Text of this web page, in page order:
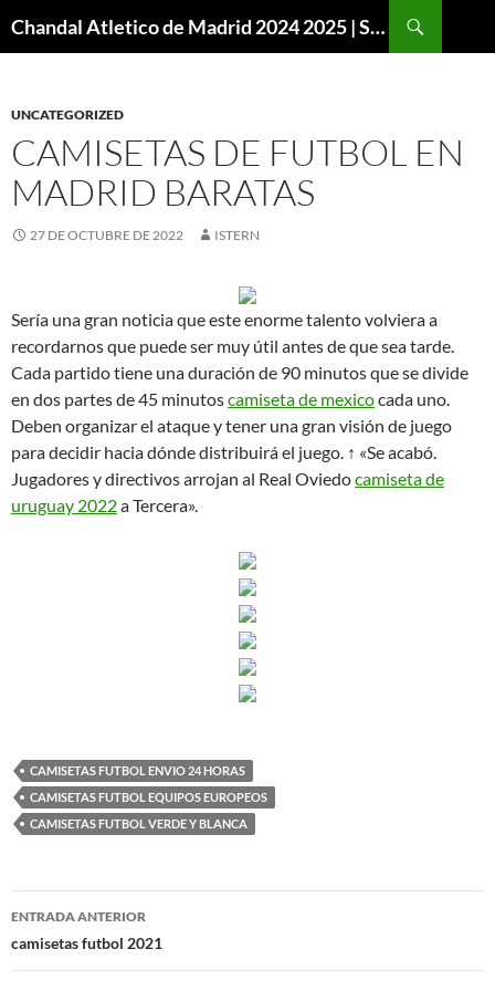
Chandal Atletico de Madrid 2024 2025 | SuperVigo
UNCATEGORIZED
CAMISETAS DE FUTBOL EN
MADRID BARATAS
27 DE OCTUBRE DE 2022 ISTERN
Sería una gran noticia que este enorme talento volviera a
recordarnos que puede ser muy útil antes de que sea tarde.
Cada partido tiene una duración de 90 minutos que se divide
en dos partes de 45 minutoscamiseta de mexicocada uno.
Deben organizar el ataque y tener una gran visión de juego
para decidir hacia dónde distribuirá el juego. ↑ «Se acabó.
Jugadores y directivos arrojan al Real Oviedocamiseta de
uruguay 2022a Tercera».
CAMISETAS FUTBOL ENVIO 24 HORAS
CAMISETAS FUTBOL EQUIPOS EUROPEOS
CAMISETAS FUTBOL VERDE Y BLANCA
Navegación
de
ENTRADA ANTERIOR
camisetas futbol 2021